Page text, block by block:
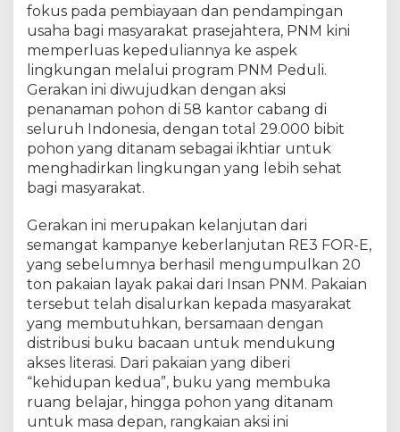
P
e
m
b
e
r
d
a
y
a
a
d
i
M
a
s
y
r
a
k
a
t
fokus pada pembiayaan dan pendampingan
usaha bagi masyarakat prasejahtera, PNM kini
memperluas kepeduliannya ke aspek
lingkungan melalui program PNM Peduli.
Gerakan ini diwujudkan dengan aksi
penanaman pohon di 58 kantor cabang di
seluruh Indonesia, dengan total 29.000 bibit
pohon yang ditanam sebagai ikhtiar untuk
menghadirkan lingkungan yang lebih sehat
bagi masyarakat.
​Gerakan ini merupakan kelanjutan dari
semangat kampanye keberlanjutan RE3 FOR-E,
yang sebelumnya berhasil mengumpulkan 20
ton pakaian layak pakai dari Insan PNM. Pakaian
tersebut telah disalurkan kepada masyarakat
yang membutuhkan, bersamaan dengan
distribusi buku bacaan untuk mendukung
akses literasi. Dari pakaian yang diberi
“kehidupan kedua”, buku yang membuka
ruang belajar, hingga pohon yang ditanam
untuk masa depan, rangkaian aksi ini